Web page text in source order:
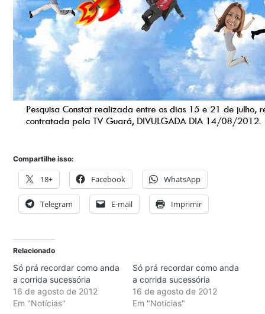
Compartilhe isso:
18+ Facebook WhatsApp
Telegram E-mail Imprimir
Relacionado
Só prá recordar como anda
a corrida sucessória
16 de agosto de 2012
Em "Notícias"
Só prá recordar como anda
a corrida sucessória
16 de agosto de 2012
Em "Notícias"